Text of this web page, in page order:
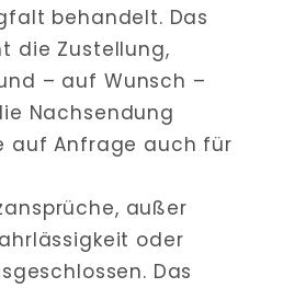
behandelt. Das
die Zustellung,
– auf Wunsch –
Nachsendung
auf Anfrage auch für
außer
oder
Das